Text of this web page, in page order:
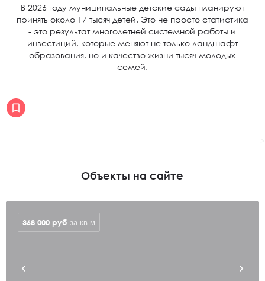
В 2026 году муниципальные детские сады планируют
принять около 17 тысяч детей. Это не просто статистика
- это результат многолетней системной работы и
инвестиций, которые меняют не только ландшафт
образования, но и качество жизни тысяч молодых
семей.
Объекты на сайте
368 000 руб за кв.м